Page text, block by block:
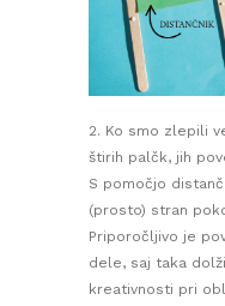
2. Ko smo zlepili
štirih palčk, jih
S pomočjo
(prosto) stran
Priporočljivo je
dele, saj taka
kreativnosti pri